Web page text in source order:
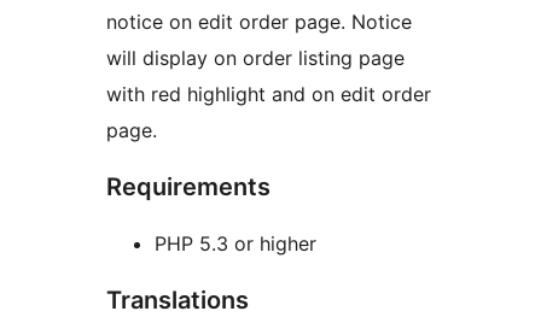
notice on edit order page. Notice
will display on order listing page
with red highlight and on edit order
page.
Requirements
PHP 5.3 or higher
Translations